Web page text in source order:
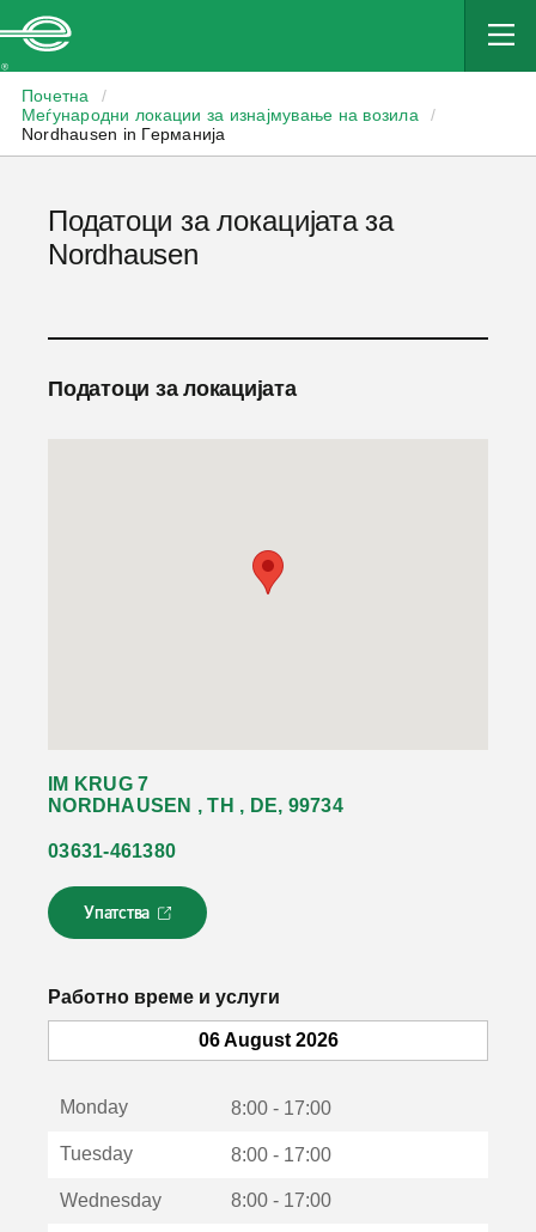
Почетна
/
Меѓународни локации за изнајмување на возила
/
Nordhausen in Германија
Податоци за локацијата за
Nordhausen
Податоци за локацијата
IM KRUG 7
NORDHAUSEN , TH , DE, 99734
03631-461380
Упатства
Л
и
к
с
Работно време и услуги
06 August 2026
Monday 8:00 - 17:00
Tuesday 8:00 - 17:00
Wednesday 8:00 - 17:00